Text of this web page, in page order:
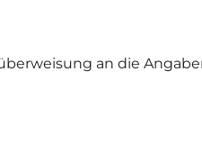
an die